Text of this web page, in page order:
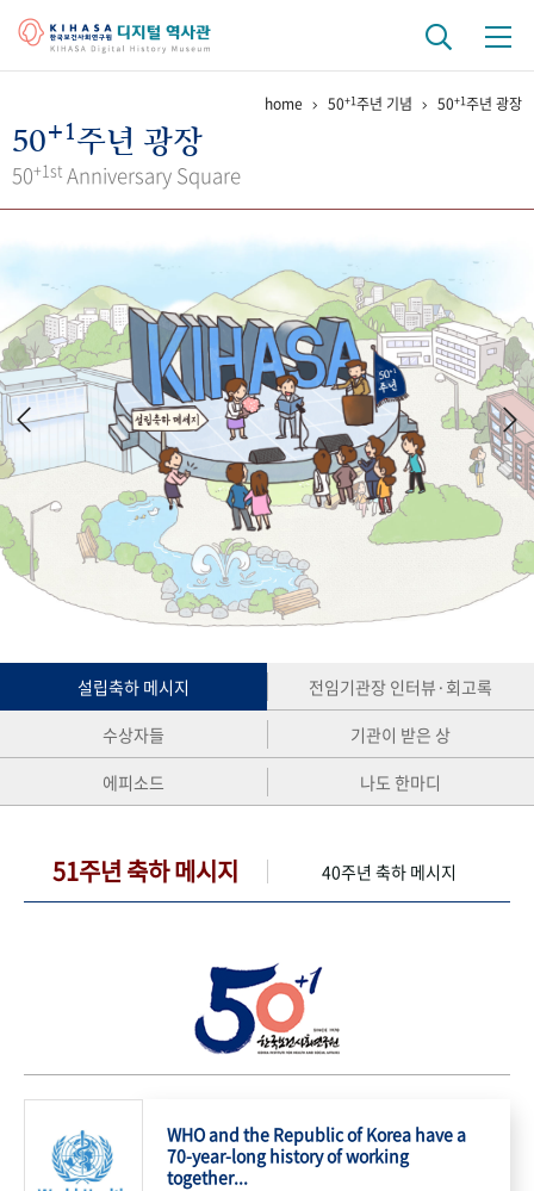
걸어온 길 기관 변천사
키워드로 보는 연구 역사
연구자들
간행물 변천사
기록물 아카이브
사진 아카이브 문서 기록물 행정박물 영상 기록물
50+1 주년 기념
성과 50선 숫자로 보는 50년 50
주년 광장
세계와 함께 한 KIHASA
VR 역사관
home 50+1주년 기념 50+1주년 광장
50+1주년 광장
50+1st Anniversary Square
설립축하 메시지
전임기관장 인터뷰·회고록
수상자들
기관이 받은 상
에피소드
나도 한마디
51주년 축하 메시지 40주년 축하 메시지
WHO and the Republic of Korea have a
70-year-long history of working
together...